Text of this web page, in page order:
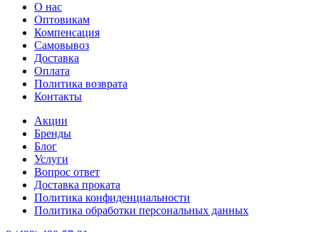
О нас
Оптовикам
Компенсация
Самовывоз
Доставка
Оплата
Политика возврата
Контакты
Акции
Бренды
Блог
Услуги
Вопрос ответ
Доставка проката
Политика конфиденциальности
Политика обработки персональных данных